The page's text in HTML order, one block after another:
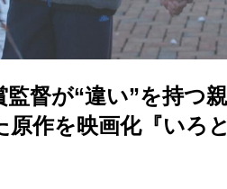
監督が“違い”を持つ
原作を映画化『いろ